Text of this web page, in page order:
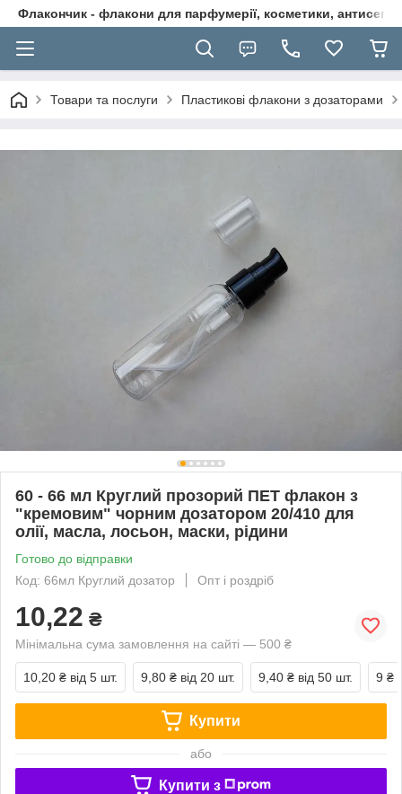
Флакончик - флакони для парфумерії, косметики,
Товари та послуги Пластикові флакони з дозаторами
60 - 66 мл Круглий прозорий ПЕТ флакон з
"кремовим" чорним дозатором 20/410 для
олії, масла, лосьон, маски, рідини
Готово до відправки
Код: 66мл Круглий дозатор
Опт і роздріб
10,22 ₴
Мінімальна сума замовлення на сайті — 500 ₴
10,20 ₴ від 5 шт. 9,80 ₴ від 20 шт. 9,40 ₴ від 50 шт. 9 ₴
Купити
або
Купити з